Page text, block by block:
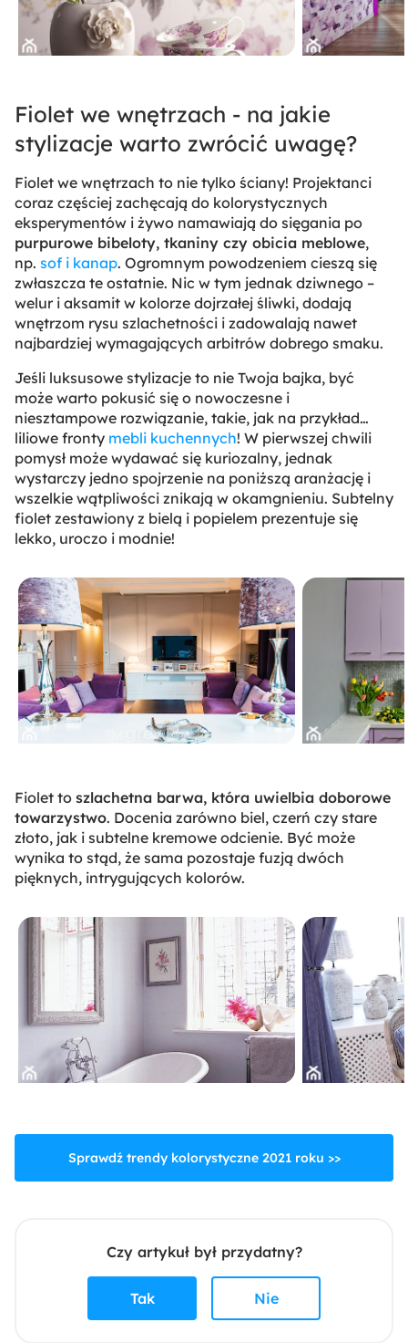
Fiolet we wnętrzach - na jakie
stylizacje warto zwrócić uwagę?
Fiolet we wnętrzach to nie tylko ściany! Projektanci
coraz częściej zachęcają do kolorystycznych
eksperymentów i żywo namawiają do sięgania po
purpurowe bibeloty, tkaniny czy obicia meblowe,
np. sof i kanap. Ogromnym powodzeniem cieszą się
zwłaszcza te ostatnie. Nic w tym jednak dziwnego –
welur i aksamit w kolorze dojrzałej śliwki, dodają
wnętrzom rysu szlachetności i zadowalają nawet
najbardziej wymagających arbitrów dobrego smaku.
Jeśli luksusowe stylizacje to nie Twoja bajka, być
może warto pokusić się o nowoczesne i
niesztampowe rozwiązanie, takie, jak na przykład…
liliowe fronty mebli kuchennych! W pierwszej chwili
pomysł może wydawać się kuriozalny, jednak
wystarczy jedno spojrzenie na poniższą aranżację i
wszelkie wątpliwości znikają w okamgnieniu. Subtelny
fiolet zestawiony z bielą i popielem prezentuje się
lekko, uroczo i modnie!
Fiolet to szlachetna barwa, która uwielbia doborowe
towarzystwo. Docenia zarówno biel, czerń czy stare
złoto, jak i subtelne kremowe odcienie. Być może
wynika to stąd, że sama pozostaje fuzją dwóch
pięknych, intrygujących kolorów.
Sprawdź trendy kolorystyczne 2021 roku >>
Czy artykuł był przydatny?
Tak Nie